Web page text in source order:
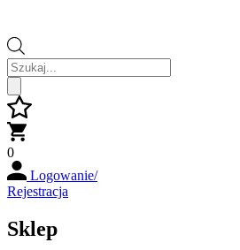
Wyszukiwarka
produktów
0
Logowanie/
Rejestracja
Sklep